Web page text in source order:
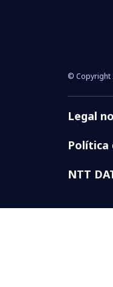
© Copyright
Legal
Política
NTT